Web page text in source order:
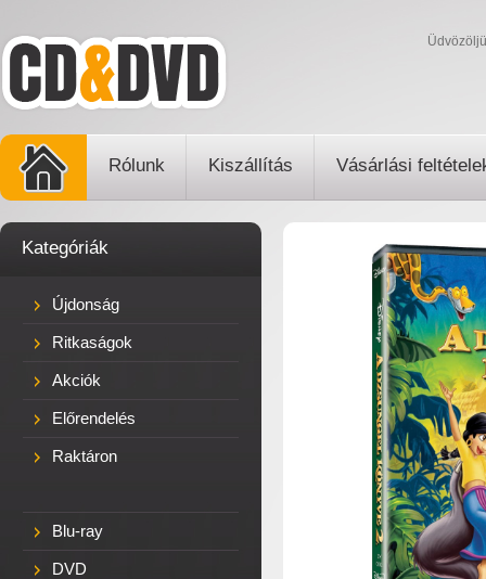
Rólunk Kiszállítás Vásárlási
Kategóriák
Újdonság
Ritkaságok
Akciók
Előrendelés
Raktáron
Blu-ray
DVD